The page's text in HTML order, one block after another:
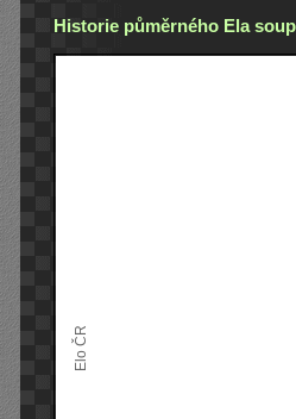
Historie půměrného Ela
Elo ČR